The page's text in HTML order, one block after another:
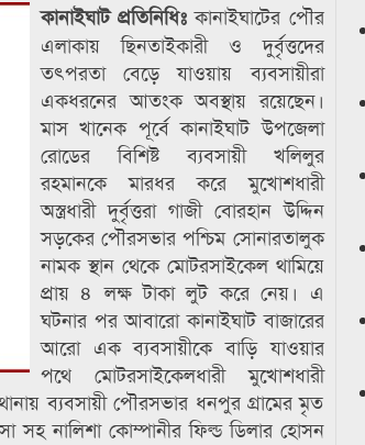
কানাইঘাট প্রতিনিধিঃ কানাইঘাটের পৌর
এলাকায় ছিনতাইকারী ও দুর্বৃত্তদের
তৎপরতা বেড়ে যাওয়ায় ব্যবসায়ীরা
একধরনের আতংক অবস্থায় রয়েছেন।
মাস খানেক পূর্বে কানাইঘাট উপজেলা
রোডের বিশিষ্ট ব্যবসায়ী খলিলুর
রহমানকে মারধর করে মুখোশধারী
অস্ত্রধারী দুর্বৃত্তরা গাজী বোরহান উদ্দিন
সড়কের পৌরসভার পশ্চিম সোনারতালুক
নামক স্থান থেকে মোটরসাইকেল থামিয়ে
প্রায় ৪ লক্ষ টাকা লুট করে নেয়। এ
ঘটনার পর আবারো কানাইঘাট বাজারের
আরো এক ব্যবসায়ীকে বাড়ি যাওয়ার
পথে মোটরসাইকেলধারী মুখোশধারী
ব্যবসায়ী পৌরসভার ধনপুর গ্রামের মৃত
সহ নালিশা কোম্পানীর ফিল্ড ডিলার হোসন